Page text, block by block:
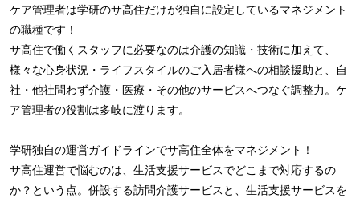
ケア管理者は学研のサ高住だけが独自に設定しているマネジメント
の職種です！
サ高住で働くスタッフに必要なのは介護の知識・技術に加えて、
様々な心身状況・ライフスタイルのご入居者様への相談援助と、自
社・他社問わず介護・医療・その他のサービスへつなぐ調整力。ケ
ア管理者の役割は多岐に渡ります。
学研独自の運営ガイドラインでサ高住全体をマネジメント！
サ高住運営で悩むのは、生活支援サービスでどこまで対応するの
か？という点。併設する訪問介護サービスと、生活支援サービスを